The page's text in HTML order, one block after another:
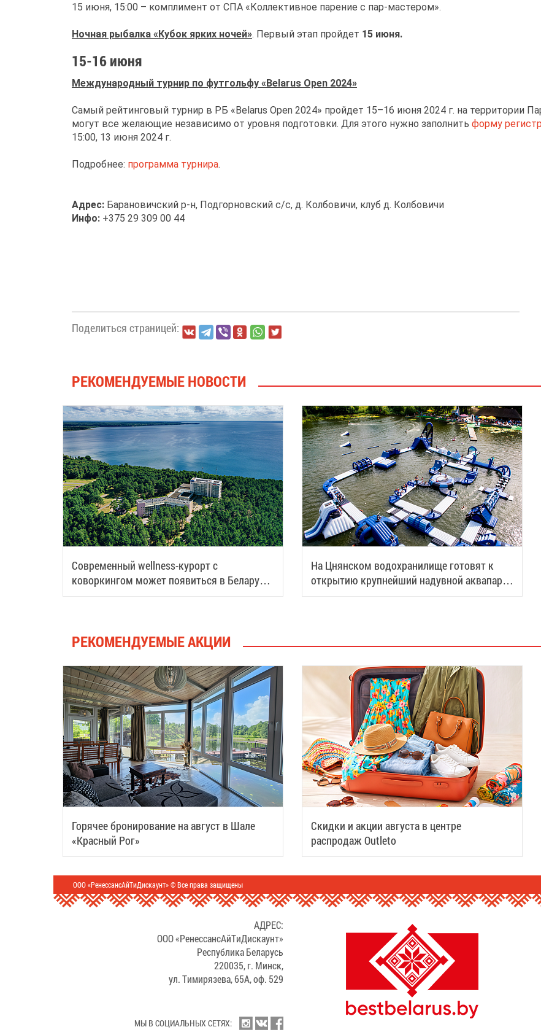
15 июня, 15:00 – комплимент от СПА «Коллективное парение с пар-мастером».
Ночная рыбалка «Кубок ярких ночей». Первый этап пройдет 15 июня.
15-16 июня
Международный турнир по футгольфу «Belarus Open 2024»
Самый рейтинговый турнир в РБ «Belarus Open 2024» пройдет 15–16 июня 2024 г. на территории
могут все желающие независимо от уровня подготовки. Для этого нужно заполнить форму
15:00, 13 июня 2024 г.
Подробнее: программа турнира.
Адрес: Барановичский р‑н, Подгорновский с/с, д. Колбовичи, клуб д. Колбовичи
Инфо: +375 29 309 00 44
Поделиться страницей:
РЕКОМЕНДУЕМЫЕ НОВОСТИ
Современный wellness-курорт с
коворкингом может появиться в Беларуси:
рассказываем подробности
На Цнянском водохранилище готовят к
открытию крупнейший надувной аквапарк
Беларуси
РЕКОМЕНДУЕМЫЕ АКЦИИ
Горячее бронирование на август в Шале
«Красный Рог»
Скидки и акции августа в центре
распродаж Outleto
ООО «РенессансАйТиДискаунт» © Все права защищены
АДРЕС:
ООО «РенессансАйТиДискаунт»
Республика Беларусь
220035, г. Минск,
ул. Тимирязева, 65А, оф. 529
МЫ В СОЦИАЛЬНЫХ СЕТЯХ: